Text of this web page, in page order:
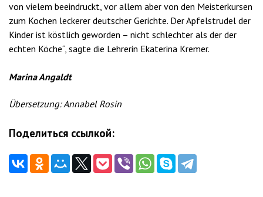
von vielem beeindruckt, vor allem aber von den Meisterkursen
zum Kochen leckerer deutscher Gerichte. Der Apfelstrudel der
Kinder ist köstlich geworden – nicht schlechter als der der
echten Köche“, sagte die Lehrerin Ekaterina Kremer.
Marina Angaldt
Übersetzung: Annabel Rosin
Поделиться ссылкой: